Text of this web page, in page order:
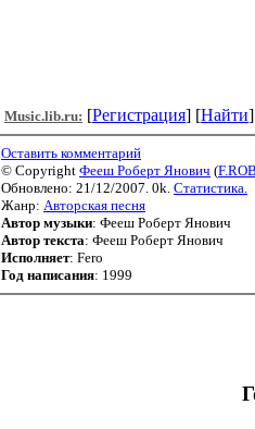
Music.lib.ru: [Регистрация] [Найти
Оставить комментарий
© Copyright Фееш Роберт Янович (
Обновлено: 21/12/2007. 0k. Статистика.
Жанр: Авторская песня
Автор музыки: Фееш Роберт Янович
Автор текста: Фееш Роберт Янович
Исполняет: Fero
Год написания: 1999